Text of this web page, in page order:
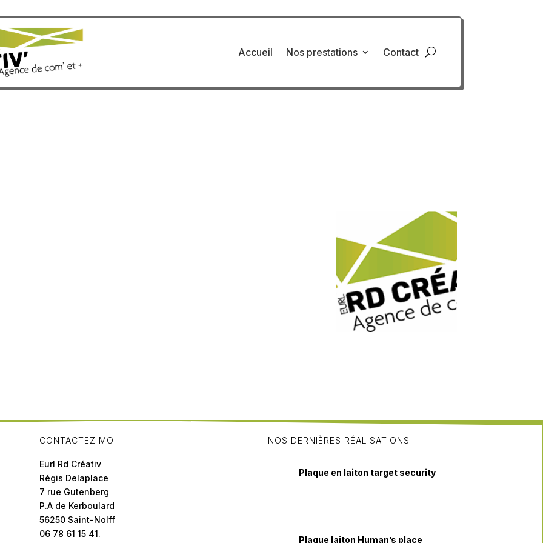
Accueil Nos prestations Contact
CONTACTEZ MOI
Eurl Rd Créativ
Régis Delaplace
7 rue Gutenberg
P.A de Kerboulard
56250 Saint-Nolff
06 78 61 15 41.
NOS DERNIÈRES RÉALISATIONS
Plaque en laiton target security
Plaque laiton Human’s place